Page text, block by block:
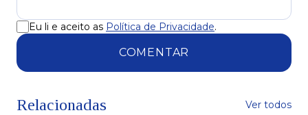
Eu li e aceito as Política de Privacidade.
COMENTAR
Relacionadas Ver todos